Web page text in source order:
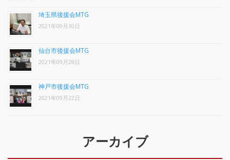
埼玉県後援会MTG
2021年09月30日
仙台市後援会MTG
2021年09月28日
神戸市後援会MTG
2021年09月22日
アーカイブ